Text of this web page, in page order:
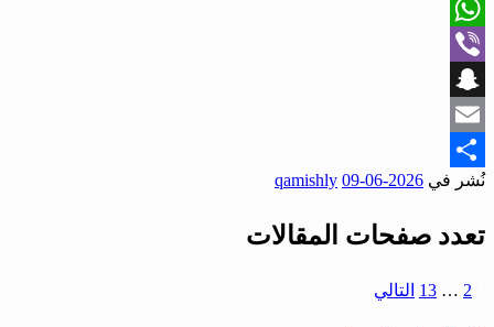
X
WhatsApp
Viber
Snapchat
Email
Share
نُشر في 2026-06-09
qamishly
تعدد صفحات المقالات
2
…
13 التالي